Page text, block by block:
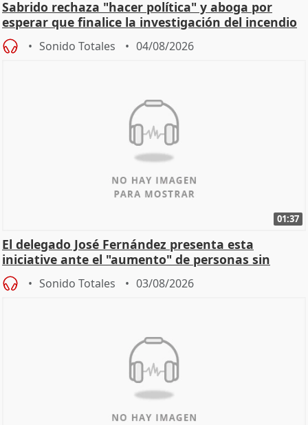
Sabrido rechaza "hacer política" y aboga por
esperar que finalice la investigación del incendio
Sonido Totales 04/08/2026
01:37
El delegado José Fernández presenta esta
iniciative ante el "aumento" de personas sin
hogar en Madri
Sonido Totales 03/08/2026